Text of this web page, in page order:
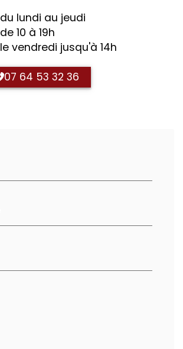
du lundi au jeudi
de 10 à 19h
le vendredi jusqu'à 14h
07 64 53 32 36